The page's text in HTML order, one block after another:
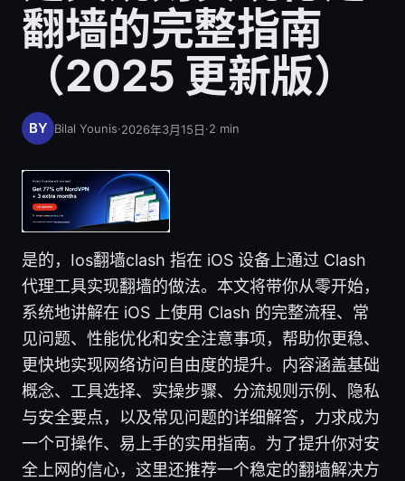
翻墙的完整指南
（2025 更新版）
Bilal Younis·2026年3月15日·2 min
是的，Ios翻墙clash 指在 iOS 设备上通过 Clash
代理工具实现翻墙的做法。本文将带你从零开始，
系统地讲解在 iOS 上使用 Clash 的完整流程、常
见问题、性能优化和安全注意事项，帮助你更稳、
更快地实现网络访问自由度的提升。内容涵盖基础
概念、工具选择、实操步骤、分流规则示例、隐私
与安全要点，以及常见问题的详细解答，力求成为
一个可操作、易上手的实用指南。为了提升你对安
全上网的信心，这里还推荐一个稳定的翻墙解决方